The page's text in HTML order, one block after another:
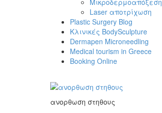
Laser αποτρίχωση
Plastic Surgery Blog
Κλινικές BodySculpture
Dermapen Microneedling
Medical tourism in Greece
Booking Online
ανορθωση στηθους